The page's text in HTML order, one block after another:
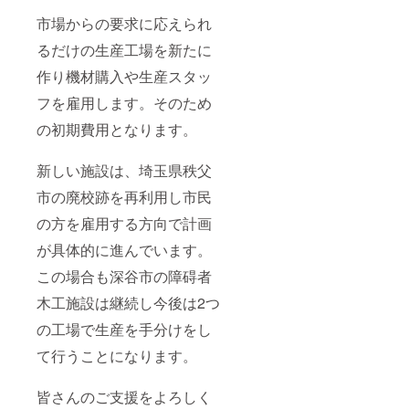
市場からの要求に応えられ
るだけの生産工場を新たに
作り機材購入や生産スタッ
フを雇用します。そのため
の初期費用となります。
新しい施設は、埼玉県秩父
市の廃校跡を再利用し市民
の方を雇用する方向で計画
が具体的に進んでいます。
この場合も深谷市の障碍者
木工施設は継続し今後は2つ
の工場で生産を手分けをし
て行うことになります。
皆さんのご支援をよろしく